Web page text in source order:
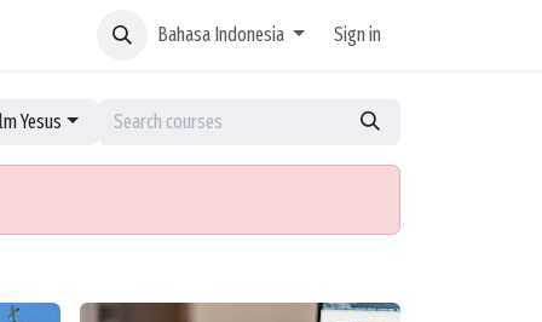
Bahasa Indonesia Sign in
Yesus